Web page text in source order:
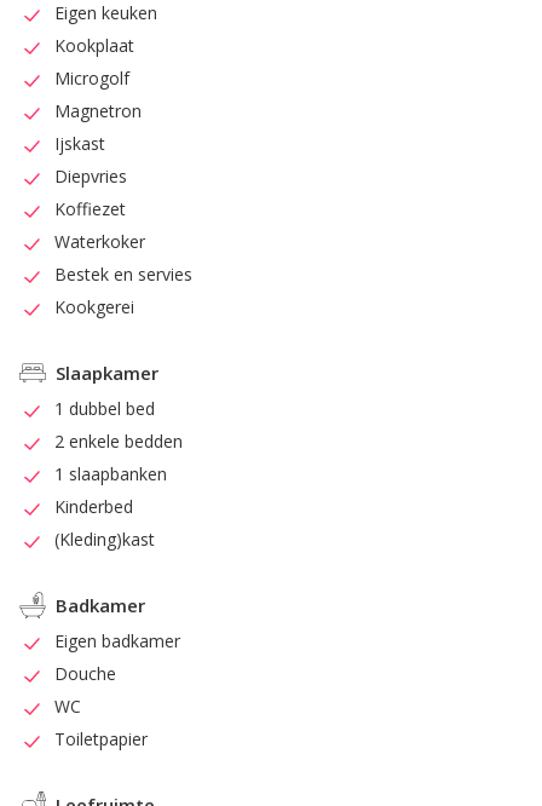
Eigen keuken
Kookplaat
Microgolf
Magnetron
Ijskast
Diepvries
Koffiezet
Waterkoker
Bestek en servies
Kookgerei
Slaapkamer
1 dubbel bed
2 enkele bedden
1 slaapbanken
Kinderbed
(Kleding)kast
Badkamer
Eigen badkamer
Douche
WC
Toiletpapier